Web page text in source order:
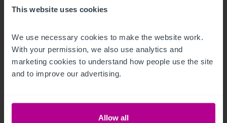
This website uses cookies
We use necessary cookies to make the website work.
With your permission, we also use analytics and
marketing cookies to understand how people use the site
and to improve our advertising.
Allow all
Grimming an Regionalen Unternehmer
Pressemitteilungen Hotels